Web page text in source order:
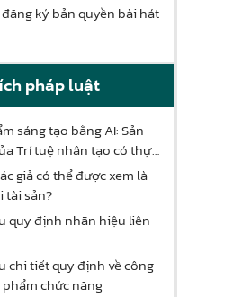
ký bản quyền bài hát
pháp luật
sáng tạo bằng AI: Sản
Trí tuệ nhân tạo có thực
về bạn?
giả có thể được xem là
tài sản?
quy định nhãn hiệu liên
chi tiết quy định về công
chức năng